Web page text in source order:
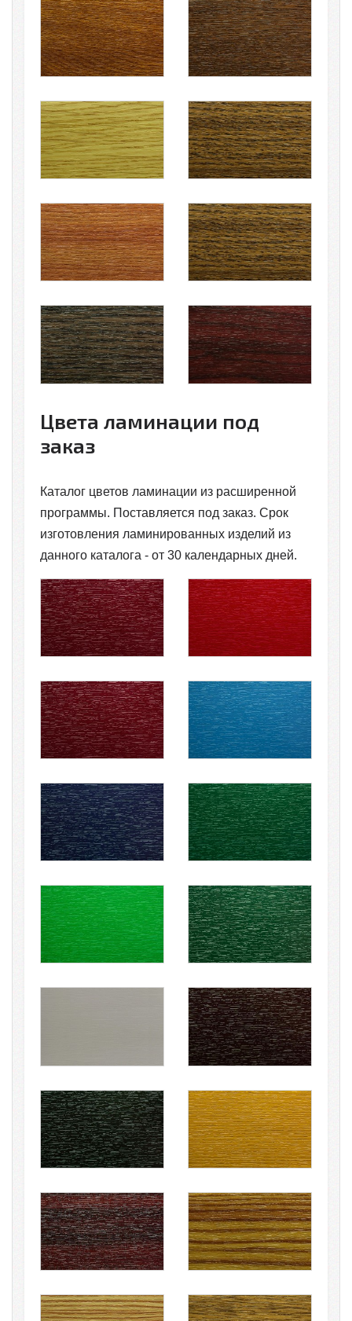
Цвета ламинации под
заказ
Каталог цветов ламинации из расширенной
программы. Поставляется под заказ. Срок
изготовления ламинированных изделий из
данного каталога - от 30 календарных дней.